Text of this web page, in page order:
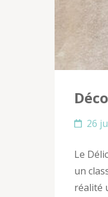
26
Le
un
réalité